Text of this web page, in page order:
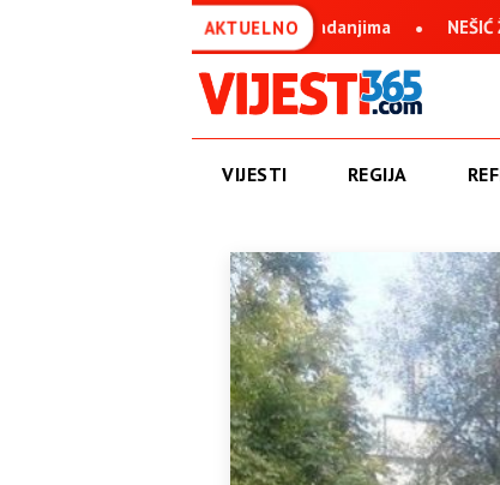
AKTUELNO
uprkos svim stradanjima NEŠIĆ ŽESTOKO O
VIJESTI REGIJA